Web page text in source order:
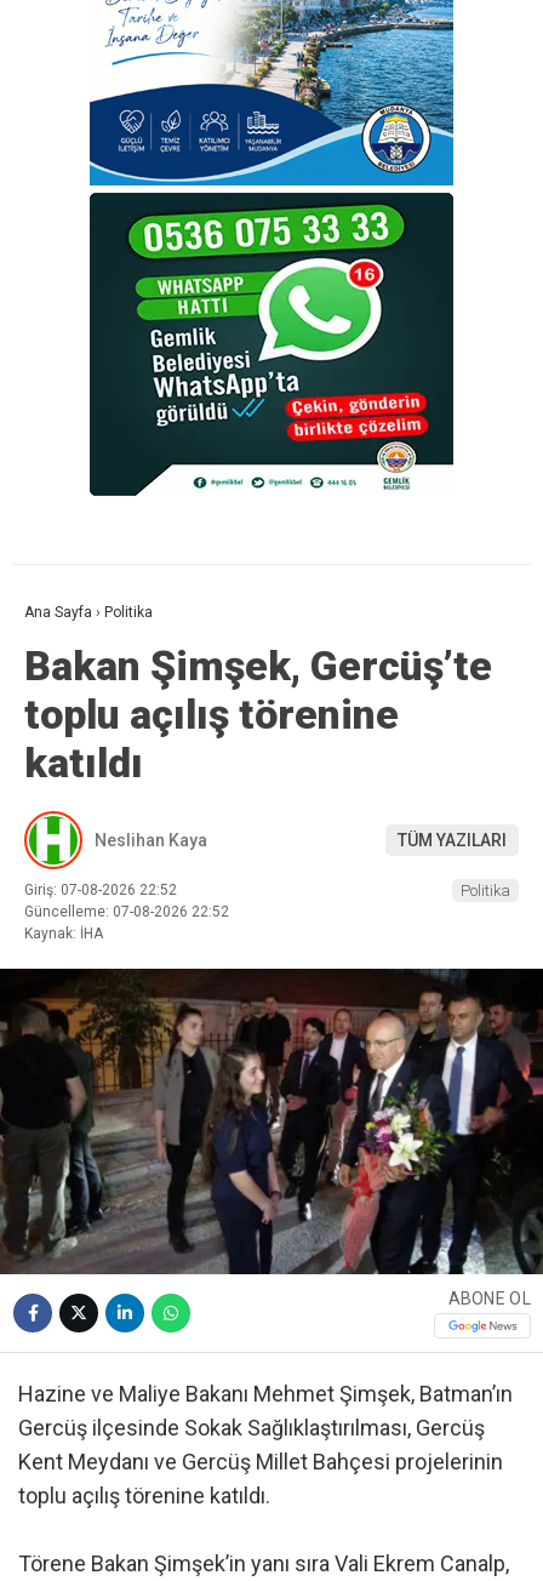
Ana Sayfa › Politika
Bakan Şimşek, Gercüş’te
toplu açılış törenine
katıldı
Neslihan Kaya TÜM YAZILARI
Giriş: 07-08-2026 22:52
Güncelleme: 07-08-2026 22:52
Kaynak: İHA
Politika
ABONE OL
Hazine ve Maliye Bakanı Mehmet Şimşek, Batman’ın
Gercüş ilçesinde Sokak Sağlıklaştırılması, Gercüş
Kent Meydanı ve Gercüş Millet Bahçesi projelerinin
toplu açılış törenine katıldı.
Törene Bakan Şimşek’in yanı sıra Vali Ekrem Canalp,